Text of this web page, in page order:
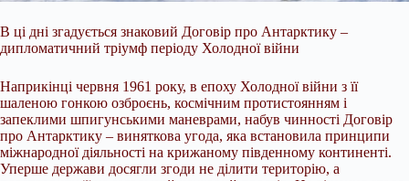
В ці дні згадується знаковий Договір про Антарктику –
дипломатичний тріумф періоду Холодної війни
Наприкінці червня 1961 року, в епоху Холодної війни з її
шаленою гонкою озброєнь, космічним протистоянням і
запеклими шпигунськими маневрами, набув чинності Договір
про Антарктику – виняткова угода, яка встановила принципи
міжнародної діяльності на крижаному південному континенті.
Уперше держави досягли згоди не ділити територію, а